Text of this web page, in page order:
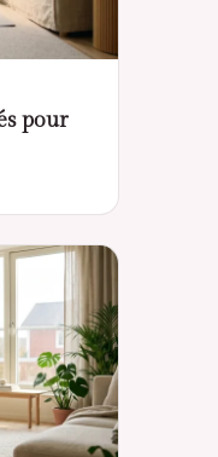
pour